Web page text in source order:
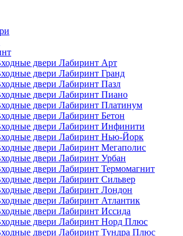
двери Лабиринт Арт
двери Лабиринт Гранд
двери Лабиринт Пазл
двери Лабиринт Пиано
двери Лабиринт Платинум
двери Лабиринт Бетон
двери Лабиринт Инфинити
двери Лабиринт Нью-Йорк
двери Лабиринт Мегаполис
двери Лабиринт Урбан
двери Лабиринт Термомагнит
двери Лабиринт Сильвер
двери Лабиринт Лондон
двери Лабиринт Атлантик
двери Лабиринт Иссида
двери Лабиринт Норд Плюс
двери Лабиринт Тундра Плюс